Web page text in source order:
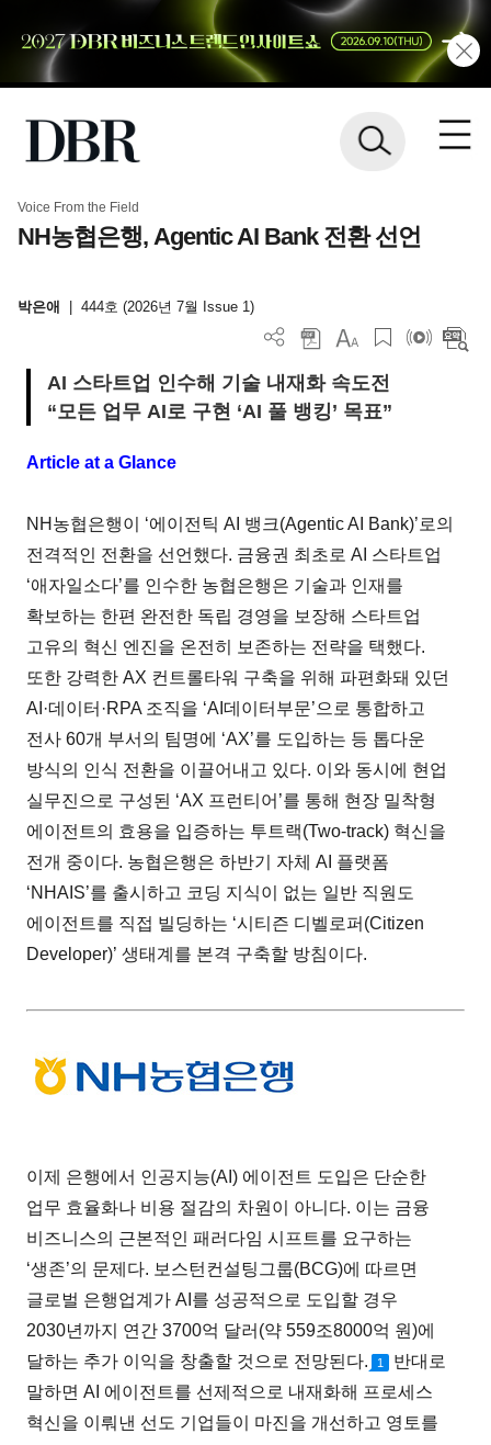
Voice From the Field
NH농협은행, Agentic AI Bank 전환 선언
박은애 444호 (2026년 7월 Issue 1)
AI 스타트업 인수해 기술 내재화 속도전
“모든 업무 AI로 구현 ‘AI 풀 뱅킹’ 목표”
Article at a Glance
NH농협은행이 ‘에이전틱 AI 뱅크(Agentic AI Bank)’로의
전격적인 전환을 선언했다. 금융권 최초로 AI 스타트업
‘애자일소다’를 인수한 농협은행은 기술과 인재를
확보하는 한편 완전한 독립 경영을 보장해 스타트업
고유의 혁신 엔진을 온전히 보존하는 전략을 택했다.
또한 강력한 AX 컨트롤타워 구축을 위해 파편화돼 있던
AI·데이터·RPA 조직을 ‘AI데이터부문’으로 통합하고
전사 60개 부서의 팀명에 ‘AX’를 도입하는 등 톱다운
방식의 인식 전환을 이끌어내고 있다. 이와 동시에 현업
실무진으로 구성된 ‘AX 프런티어’를 통해 현장 밀착형
에이전트의 효용을 입증하는 투트랙(Two-track) 혁신을
전개 중이다. 농협은행은 하반기 자체 AI 플랫폼
‘NHAIS’를 출시하고 코딩 지식이 없는 일반 직원도
에이전트를 직접 빌딩하는 ‘시티즌 디벨로퍼(Citizen
Developer)’ 생태계를 본격 구축할 방침이다.
이제 은행에서 인공지능(AI) 에이전트 도입은 단순한
업무 효율화나 비용 절감의 차원이 아니다. 이는 금융
비즈니스의 근본적인 패러다임 시프트를 요구하는
‘생존’의 문제다. 보스턴컨설팅그룹(BCG)에 따르면
글로벌 은행업계가 AI를 성공적으로 도입할 경우
2030년까지 연간 3700억 달러(약 559조8000억 원)에
달하는 추가 이익을 창출할 것으로 전망된다.
1
반대로
말하면 AI 에이전트를 선제적으로 내재화해 프로세스
혁신을 이뤄낸 선도 기업들이 마진을 개선하고 영토를